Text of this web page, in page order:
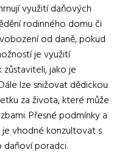
využití daňových
rodinného domu či
od daně, pokud
je využití
zůstaviteli, jako je
lze snižovat dědickou
za života, které může
Přesné podmínky a
vhodné konzultovat s
daňoví poradci.